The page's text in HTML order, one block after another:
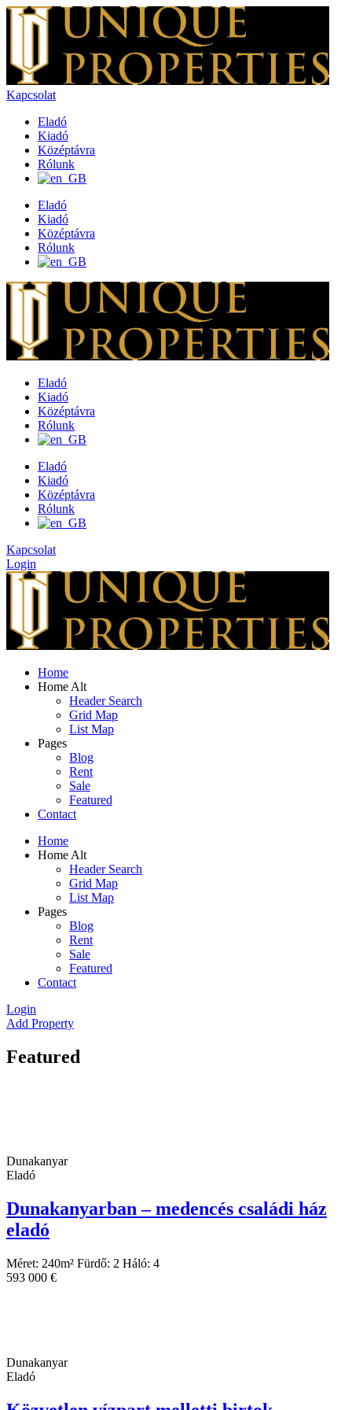
Kapcsolat
Eladó
Kiadó
Középtávra
Rólunk
Eladó
Kiadó
Középtávra
Rólunk
Eladó
Kiadó
Középtávra
Rólunk
Eladó
Kiadó
Középtávra
Rólunk
Kapcsolat
Login
Home
Home Alt
Header Search
Grid Map
List Map
Pages
Blog
Rent
Sale
Featured​
Contact
Home
Home Alt
Header Search
Grid Map
List Map
Pages
Blog
Rent
Sale
Featured​
Contact
Login
Add Property
Featured​
Dunakanyar
Eladó
Dunakanyarban – medencés családi ház
eladó
Méret: 240m² Fürdő: 2 Háló: 4
593 000 €
Dunakanyar
Eladó